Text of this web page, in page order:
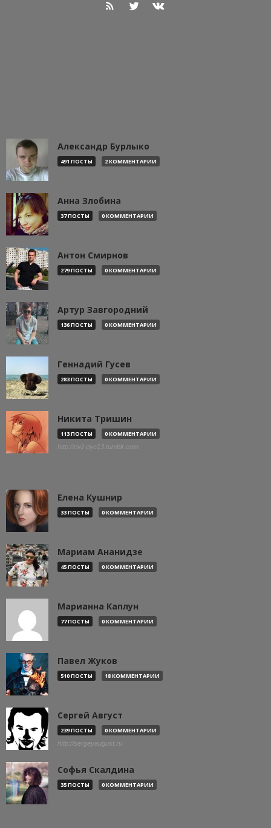
Александр Бурлыко
491 ПОСТЫ 2 КОММЕНТАРИИ
Анна Злобина
37 ПОСТЫ 0 КОММЕНТАРИИ
Антон Смирнов
279 ПОСТЫ 0 КОММЕНТАРИИ
Артур Завгородний
136 ПОСТЫ 0 КОММЕНТАРИИ
Геннадий Гусев
283 ПОСТЫ 0 КОММЕНТАРИИ
Никита Тришин
113 ПОСТЫ 0 КОММЕНТАРИИ
http://evil-eye13.tumblr.com
Елена Кушнир
33 ПОСТЫ 0 КОММЕНТАРИИ
Мариам Ананидзе
45 ПОСТЫ 0 КОММЕНТАРИИ
Марианна Каплун
77 ПОСТЫ 0 КОММЕНТАРИИ
Павел Жуков
510 ПОСТЫ 18 КОММЕНТАРИИ
Сергей Август
239 ПОСТЫ 0 КОММЕНТАРИИ
http://sergeyaugust.ru
Софья Скалдина
35 ПОСТЫ 0 КОММЕНТАРИИ